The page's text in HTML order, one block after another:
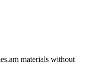
materials without